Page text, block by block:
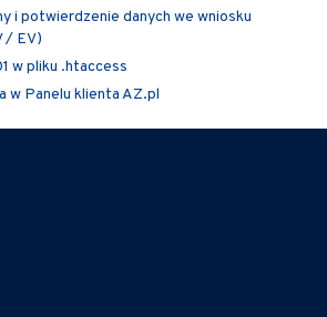
i potwierdzenie danych we wniosku
/ EV)
w pliku .htaccess
w Panelu klienta AZ.pl